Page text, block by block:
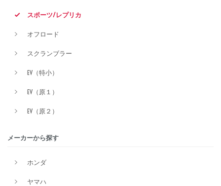
スポーツ/レプリカ
オフロード
スクランブラー
EV（特小）
EV（原１）
EV（原２）
メーカーから探す
ホンダ
ヤマハ